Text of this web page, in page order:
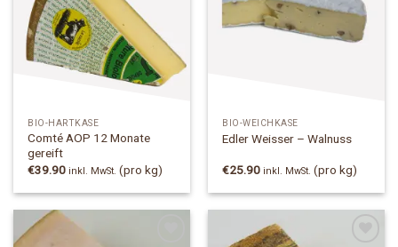
Wishlist
BIO-HARTKÄSE
Comté AOP 12 Monate
gereift
€39.90 inkl. MwSt. (pro kg)
Add to
Wishlist
BIO-WEICHKÄSE
Edler Weisser – Walnuss
€25.90 inkl. MwSt. (pro kg)